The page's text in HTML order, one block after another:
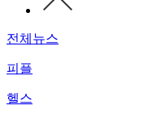
전체뉴스
피플
헬스